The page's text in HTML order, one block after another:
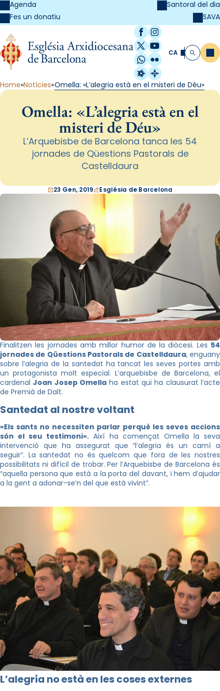
Agenda
Fes un donatiu
Santoral del dia
SAVA
Facebook
Instagram
X / Twitter
YouTube
WhatsApp
Flickr
Radio Estel
Catalunya
CA Cerca
Home Notícies Omella: «L’alegria està en el misteri de Déu»
Omella: «L’alegria està en el
misteri de Déu»
L’Arquebisbe de Barcelona tanca les 54
jornades de Qüestions Pastorals de
Castelldaura
23 Gen, 2019 Església de Barcelona
Finalitzen les jornades amb millor humor de la diòcesi. Les 54
jornades de Qüestions Pastorals de Castelldaura, enguany
sobre l’alegria de la santedat ha tancat les seves portes amb
un protagonista molt especial. L’arquebisbe de Barcelona, el
cardenalJoan Josep Omella ha estat qui ha clausurat l’acte
de Premià de Dalt.
Santedat al nostre voltant
«Els sants no necessiten parlar perquè les seves accions
són el seu testimoni». Així ha començat Omella la seva
intervenció que ha assegurat que “l’alegria és un camí a
seguir”. La santedat no és quelcom que fora de les nostres
possibilitats ni difícil de trobar. Per l’Arquebisbe de Barcelona és
“aquella persona que està a la porta del davant, i hem d’ajudar
a la gent a adonar-se’n del que està vivint”.
L’alegria no està en les coses externes